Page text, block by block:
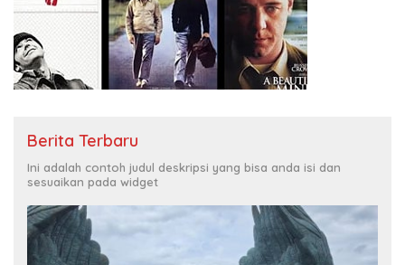
Berita Terbaru
Ini adalah contoh judul deskripsi yang bisa anda isi dan
sesuaikan pada widget